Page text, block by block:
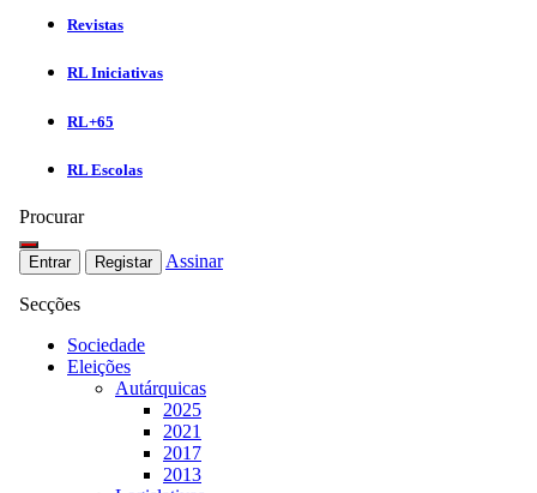
Revistas
RL Iniciativas
RL+65
RL Escolas
Procurar
Entrar Registar Assinar
Secções
Sociedade
Eleições
Autárquicas
2025
2021
2017
2013